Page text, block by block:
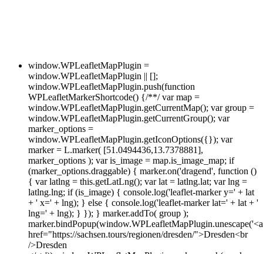
window.WPLeafletMapPlugin =
window.WPLeafletMapPlugin || [];
window.WPLeafletMapPlugin.push(function
WPLeafletMarkerShortcode() {/**/ var map =
window.WPLeafletMapPlugin.getCurrentMap(); var group =
window.WPLeafletMapPlugin.getCurrentGroup(); var
marker_options =
window.WPLeafletMapPlugin.getIconOptions({}); var
marker = L.marker( [51.0494436,13.7378881],
marker_options ); var is_image = map.is_image_map; if
(marker_options.draggable) { marker.on('dragend', function ()
{ var latlng = this.getLatLng(); var lat = latlng.lat; var lng =
latlng.lng; if (is_image) { console.log('leaflet-marker y=' + lat
+ ' x=' + lng); } else { console.log('leaflet-marker lat=' + lat + '
lng=' + lng); } }); } marker.addTo( group );
marker.bindPopup(window.WPLeafletMapPlugin.unescape('<a
href="https://sachsen.tours/regionen/dresden/">Dresden<br
/>Dresden